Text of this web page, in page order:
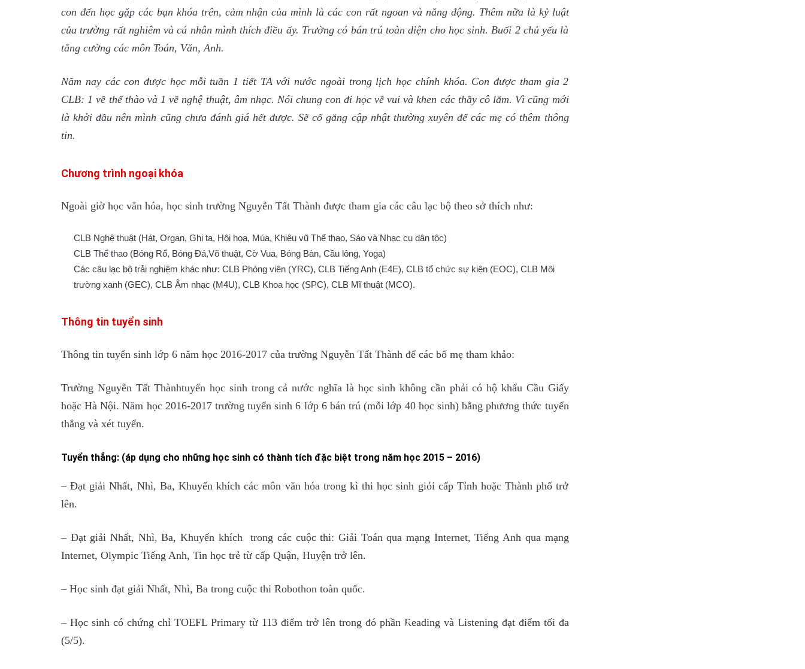
con đến học gặp các bạn khóa trên, cảm nhận của mình là các con rất ngoan và năng động. Thêm nữa là kỷ luật
của trường rất nghiêm và cá nhân mình thích điều ấy. Trường có bán trú toàn diện cho học sinh. Buổi 2 chủ yếu là
tăng cường các môn Toán, Văn, Anh.
Năm nay các con được học mỗi tuần 1 tiết TA với nước ngoài trong lịch học chính khóa. Con được tham gia 2
CLB: 1 về thể thào và 1 về nghệ thuật, âm nhạc. Nói chung con đi học về vui và khen các thầy cô lắm. Vì cũng mới
là khởi đầu nên mình cũng chưa đánh giá hết được. Sẽ cố gắng cập nhật thường xuyên để các mẹ có thêm thông
tin.
Chương trình ngoại khóa
Ngoài giờ học văn hóa, học sinh trường Nguyễn Tất Thành được tham gia các câu lạc bộ theo sở thích như:
CLB Nghệ thuật (Hát, Organ, Ghi ta, Hội họa, Múa, Khiêu vũ Thể thao, Sáo và Nhạc cụ dân tộc)
CLB Thể thao (Bóng Rổ, Bóng Đá,Võ thuật, Cờ Vua, Bóng Bàn, Cầu lông, Yoga)
Các câu lạc bộ trải nghiệm khác như: CLB Phóng viên (YRC), CLB Tiếng Anh (E4E), CLB tổ chức sự kiện (EOC), CLB Môi
trường xanh (GEC), CLB Âm nhạc (M4U), CLB Khoa học (SPC), CLB Mĩ thuật (MCO).
Thông tin tuyển sinh
Thông tin tuyển sinh lớp 6 năm học 2016-2017 của trường Nguyễn Tất Thành để các bố mẹ tham khảo:
Trường Nguyễn Tất Thànhtuyển học sinh trong cả nước nghĩa là học sinh không cần phải có hộ khẩu Cầu Giấy
hoặc Hà Nội. Năm học 2016-2017 trường tuyển sinh 6 lớp 6 bán trú (mỗi lớp 40 học sinh) bằng phương thức tuyển
thẳng và xét tuyển.
Tuyển thẳng: (áp dụng cho những học sinh có thành tích đặc biệt trong năm học 2015 – 2016)
– Đạt giải Nhất, Nhì, Ba, Khuyến khích các môn văn hóa trong kì thi học sinh giỏi cấp Tỉnh hoặc Thành phố trở
lên.
– Đạt giải Nhất, Nhì, Ba, Khuyến khích trong các cuộc thi: Giải Toán qua mạng Internet, Tiếng Anh qua mạng
Internet, Olympic Tiếng Anh, Tin học trẻ từ cấp Quận, Huyện trở lên.
– Học sinh đạt giải Nhất, Nhì, Ba trong cuộc thi Robothon toàn quốc.
– Học sinh có chứng chỉ TOEFL Primary từ 113 điểm trở lên trong đó phần Reading và Listening đạt điểm tối đa
(5/5).